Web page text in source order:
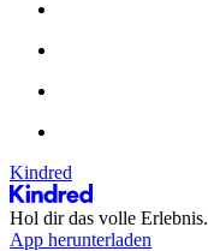
Kindred
Hol dir das volle Erlebnis.
App herunterladen